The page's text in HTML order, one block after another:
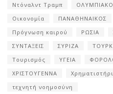
Ντόναλντ Τραμπ
Οικονομία
ΠΑΝΑΘΗΝΑΙΚΟΣ
Πρόγνωση καιρού
ΡΩΣΙΑ
ΣΥΝΤΑΞΕΙΣ
ΣΥΡΙΖΑ
Τουρισμός
ΥΓΕΙΑ
ΧΡΙΣΤΟΥΓΕΝΝΑ
τεχνητή νοημοσύνη